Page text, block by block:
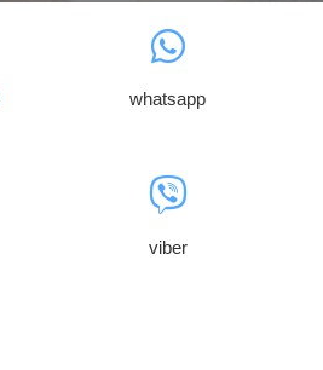
whatsapp
viber